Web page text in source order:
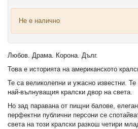
Не е налично
Любов. Драма. Корона. Дълг.
Това е историята на американското
Те са великолепни и ужасно известни.
най-вълнуващия кралски двор на света.
Но зад паравана от пищни балове,
перфектни публични персони се
света на този кралски разкош четири